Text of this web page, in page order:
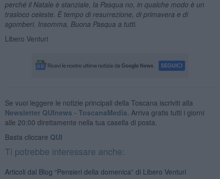
perché il Natale è stanziale, la Pasqua no, in qualche modo è un
trasloco celeste. È tempo di resurrezione, di primavera e di
sgomberi. Insomma, Buona Pasqua a tutti.
Libero Venturi
Se vuoi leggere le notizie principali della Toscana iscriviti alla
Newsletter QUInews - ToscanaMedia. Arriva gratis tutti i giorni
alle 20:00 direttamente nella tua casella di posta.
Basta cliccare QUI
Ti potrebbe interessare anche:
Articoli dal Blog “Pensieri della domenica” di Libero Venturi